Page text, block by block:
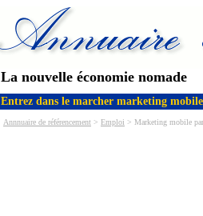
La nouvelle économie nomade
Entrez dans le marcher marketing mobile
Annnuaire de référencement > Emploi > Marketing mobile